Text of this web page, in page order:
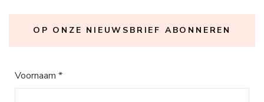
OP ONZE NIEUWSBRIEF ABONNEREN
Voornaam *